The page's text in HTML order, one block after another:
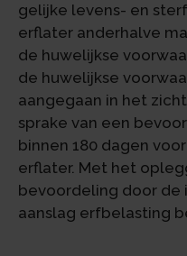
gelijke levens- en
erflater anderhalve
de huwelijkse
de huwelijkse
aangegaan in het
sprake van een
binnen 180 dagen
erflater. Met het
bevoordeling door de
aanslag erfbelasting